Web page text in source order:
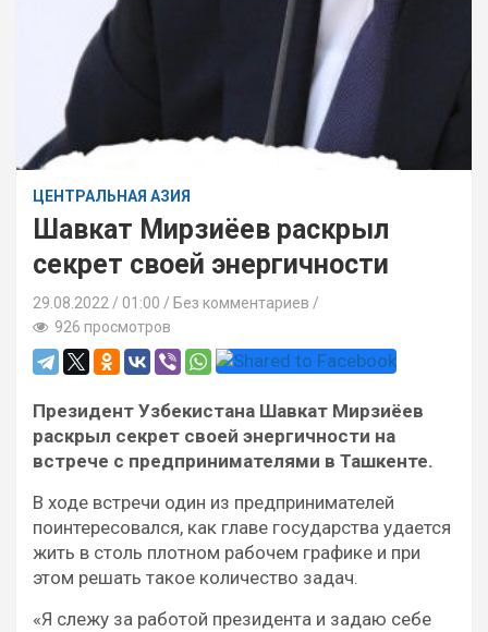
ЦЕНТРАЛЬНАЯ АЗИЯ
Шавкат Мирзиёев раскрыл
секрет своей энергичности
29.08.2022 01:00 / Без комментариев
926 просмотров
Президент Узбекистана Шавкат Мирзиёев
раскрыл секрет своей энергичности на
встрече с предпринимателями в Ташкенте.
В ходе встречи один из предпринимателей
поинтересовался, как главе государства удается
жить в столь плотном рабочем графике и при
этом решать такое количество задач.
«Я слежу за работой президента и задаю себе